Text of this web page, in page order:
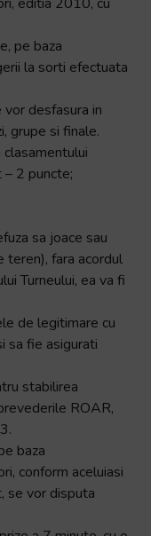
pe baza
la sorti efectuata
vor desfasura in
grupe si finale.
– 2 puncte;
sa joace sau
teren), fara acordul
Turneului, ea va fi
de legitimare cu
sa fie asigurati
stabilirea
ROAR,
baza
conform aceluiasi
se vor disputa